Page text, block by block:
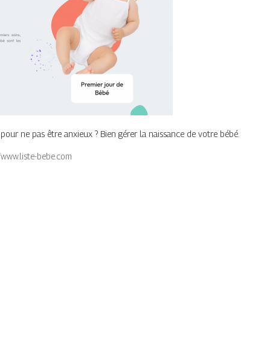
ne pas être anxieux ? Bien gérer la naissance de votre bébé.
bebe.com